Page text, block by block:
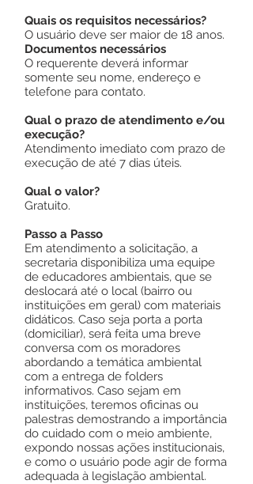
Quais os requisitos necessários?
O usuário deve ser maior de 18 anos.
Documentos necessários
O requerente deverá informar
somente seu nome, endereço e
telefone para contato.
Qual o prazo de atendimento e/ou
execução?
Atendimento imediato com prazo de
execução de até 7 dias úteis.
Qual o valor?
Gratuito.
Passo a Passo
Em atendimento a solicitação, a
secretaria disponibiliza uma equipe
de educadores ambientais, que se
deslocará até o local (bairro ou
instituições em geral) com materiais
didáticos. Caso seja porta a porta
(domiciliar), será feita uma breve
conversa com os moradores
abordando a temática ambiental
com a entrega de folders
informativos. Caso sejam em
instituições, teremos oficinas ou
palestras demostrando a importância
do cuidado com o meio ambiente,
expondo nossas ações institucionais,
e como o usuário pode agir de forma
adequada à legislação ambiental.